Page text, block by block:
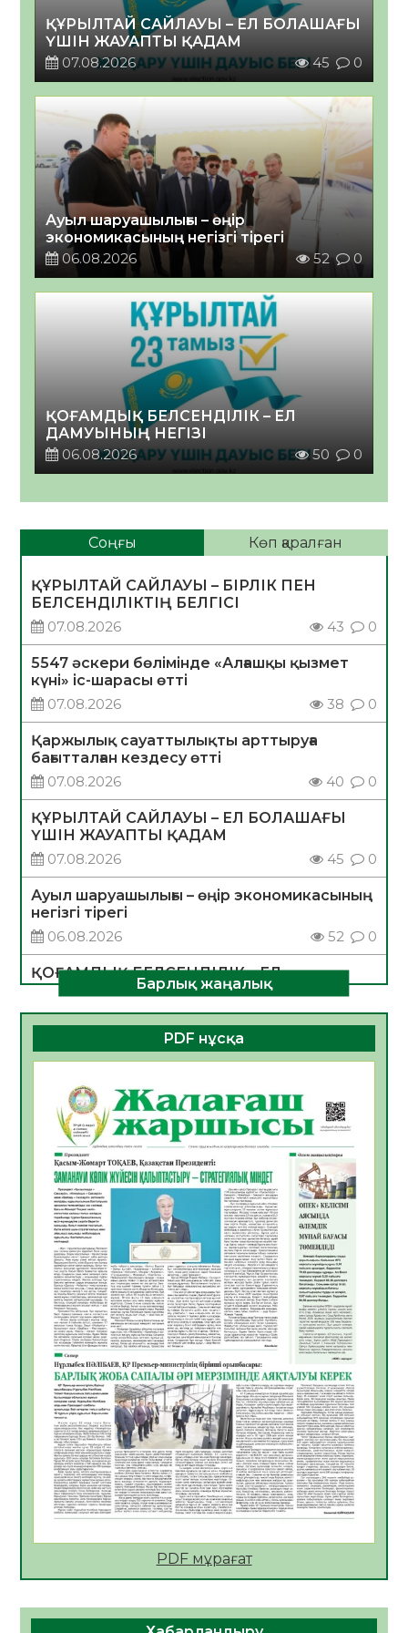
ҚҰРЫЛТАЙ САЙЛАУЫ – ЕЛ БОЛАШАҒЫ
ҮШІН ЖАУАПТЫ ҚАДАМ
07.08.2026
45 0
Ауыл шаруашылығы – өңір
экономикасының негізгі тірегі
06.08.2026
52 0
ҚОҒАМДЫҚ БЕЛСЕНДІЛІК – ЕЛ
ДАМУЫНЫҢ НЕГІЗІ
06.08.2026
50 0
Соңғы Көп қаралған
ҚҰРЫЛТАЙ САЙЛАУЫ – БІРЛІК ПЕН
БЕЛСЕНДІЛІКТІҢ БЕЛГІСІ
07.08.2026
43 0
5547 әскери бөлімінде «Алғашқы қызмет
күні» іс-шарасы өтті
07.08.2026
38 0
Қаржылық сауаттылықты арттыруға
бағытталған кездесу өтті
07.08.2026
40 0
ҚҰРЫЛТАЙ САЙЛАУЫ – ЕЛ БОЛАШАҒЫ
ҮШІН ЖАУАПТЫ ҚАДАМ
07.08.2026
45 0
Ауыл шаруашылығы – өңір экономикасының
негізгі тірегі
06.08.2026
52 0
ҚОҒАМДЫҚ БЕЛСЕНДІЛІК – ЕЛ
ДАМУЫНЫҢ НЕГІЗІ
06.08.2026
50 0
ҚҰРЫЛТАЙ САЙЛАУЫ – БОЛАШАҚҚА
БАСТАР ЖАУАПТЫ ТАҢДАУ
06.08.2026
Инфекциялық ауруларға қарсы иммундау
жұмыстарының тиімділігі
06.08.2026
54
Көкжөтел ауруы туралы
06.08.2026
52
АПВ вакцинасы туралы мәлімет
06.08.2026
51
Open Air: Қызылорда облысы полиция
департаменті 20 мыңнан астам
көрерменнің қауіпсіздігін қамтамасыз етті
06.08.2026
63
ҚЫЗЫЛОРДАДА «САНАЛЫ ҰРПАҚ –
ЖАРҚЫН БОЛАШАҚ» АТТЫ КЕҢЕЙТІЛГЕН
МӘЖІЛІС ӨТТІ
05.08.2026
64
Қазақстан Орталық Азиядағы көшуге ең
азаматтың міндеті
Барлық жаңалық
PDF нұсқа
PDF мұрағат